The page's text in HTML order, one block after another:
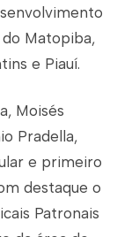
Matopiba,
e Piauí.
Moisés
Pradella,
e primeiro
destaque o
Patronais